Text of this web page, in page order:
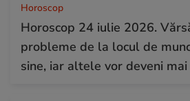
Horoscop
Horoscop 24 iulie 2026.
probleme de la locul de
sine, iar altele vor deveni